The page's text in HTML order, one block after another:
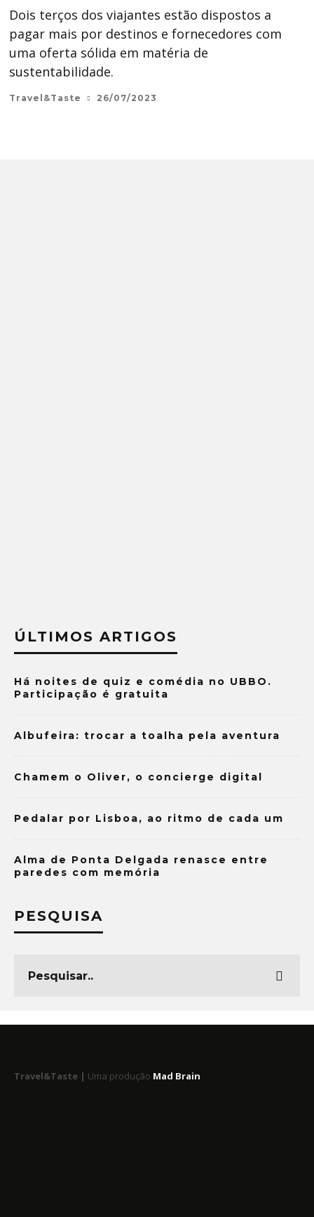
Dois terços dos viajantes estão dispostos a
pagar mais por destinos e fornecedores com
uma oferta sólida em matéria de
sustentabilidade.
Travel&Taste 26/07/2023
ÚLTIMOS ARTIGOS
Há noites de quiz e comédia no UBBO.
Participação é gratuita
Albufeira: trocar a toalha pela aventura
Chamem o Oliver, o concierge digital
Pedalar por Lisboa, ao ritmo de cada um
Alma de Ponta Delgada renasce entre
paredes com memória
PESQUISA
Travel&Taste | Uma produção Mad Brain